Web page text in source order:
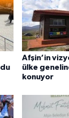
Afşin’in
ülke
konuyor